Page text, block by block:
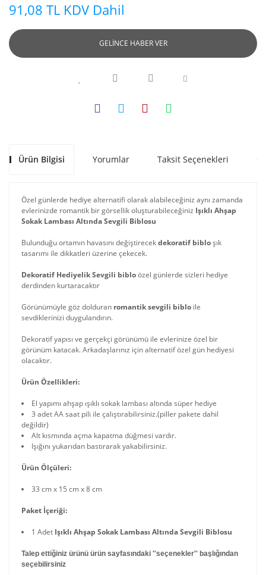
91,08 TL KDV Dahil
GELİNCE HABER VER
Ürün Bilgisi Yorumlar Taksit Seçenekleri
Özel günlerde hediye alternatifi olarak alabileceğiniz aynı zamanda
evlerinizde romantik bir görsellik oluşturabileceğiniz Işıklı Ahşap
Sokak Lambası Altında Sevgili Biblosu
Bulunduğu ortamın havasını değiştirecekdekoratif bibloşık
tasarımı ile dikkatleri üzerine çekecek.
Dekoratif Hediyelik Sevgili bibloözel günlerde sizleri hediye
derdinden kurtaracaktır
Görünümüyle göz dolduran romantik sevgili biblo ile
sevdiklerinizi duygulandırın.
Dekoratif yapısı ve gerçekçi görünümü ile evlerinize özel bir
görünüm katacak. Arkadaşlarınız için alternatif özel gün hediyesi
olacaktır.
Ürün Özellikleri:
El yapımı ahşap ışıklı sokak lambası altında süper hediye
3 adet AA saat pili ile çalıştırabilirsiniz.(piller pakete dahil
değildir)
Alt kısmında açma kapatma düğmesi vardır.
Işığını yukarıdan bastırarak yakabilirsiniz.
Ürün Ölçüleri:
33 cm x 15 cm x 8 cm
Paket İçeriği:
1 Adet Işıklı Ahşap Sokak Lambası Altında Sevgili Biblosu
Talep ettiğiniz ürünü ürün sayfasındaki ''seçenekler'' başlığından
seçebilirsiniz